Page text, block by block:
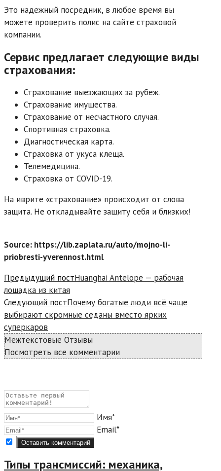
Это надежный посредник, в любое время вы
можете проверить полис на сайте страховой
компании.
Сервис предлагает следующие виды
страхования:
Страхование выезжающих за рубеж.
Страхование имущества.
Страхование от несчастного случая.
Спортивная страховка.
Диагностическая карта.
Страховка от укуса клеща.
Телемедицина.
Страховка от COVID-19.
На иврите «страхование» происходит от слова
защита. Не откладывайте защиту себя и близких!
Source: https://lib.zaplata.ru/auto/mojno-li-
priobresti-yverennost.html
Read
more
articles
Предыдущий постHuanghai Antelope — рабочая
лошадка из китая
Следующий постПочему богатые люди всё чаще
выбирают скромные седаны вместо ярких
суперкаров
Межтекстовые Отзывы
Посмотреть все комментарии
Имя*
Email*
Типы трансмиссий: механика,